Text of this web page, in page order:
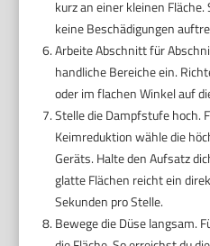
kurz an einer kleinen
keine Beschädigungen
Arbeite Abschnitt für
handliche Bereiche ein.
oder im flachen Winkel auf
Stelle die Dampfstufe hoch.
Keimreduktion wähle die
Geräts. Halte den Aufsatz
glatte Flächen reicht ein
Sekunden pro Stelle.
Bewege die Düse langsam.